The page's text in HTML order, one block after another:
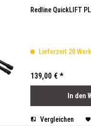
Redline QuickLIFT
Lieferzeit 20
139,00 € *
In den
Vergleichen